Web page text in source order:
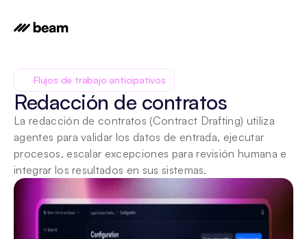
Flujos de trabajo anticipativos
Redacción de contratos
La redacción de contratos (Contract Drafting) utiliza
agentes para validar los datos de entrada, ejecutar
procesos, escalar excepciones para revisión humana e
integrar los resultados en sus sistemas.